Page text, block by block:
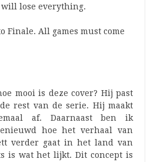
lose everything.
Finale. All games must come
mooi is deze cover? Hij past
rest van de serie. Hij maakt
af. Daarnaast ben ik
hoe het verhaal van
verder gaat in het land van
is wat het lijkt. Dit concept is